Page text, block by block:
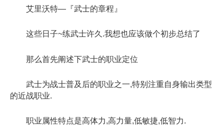
艾里沃特—『武士的章程』
这些日子~练武士许久.我想也应该做个初步总结了
那么首先阐述下武士的职业定位
武士为战士普及后的职业之一,特别注重自身输出类型
的近战职业.
职业属性特点是高体力,高力量,低敏捷,低智力.